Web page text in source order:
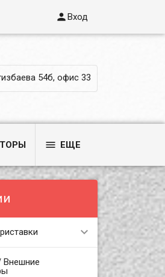
Вход
54б, офис 33
 ЕЩЕ
Внешние